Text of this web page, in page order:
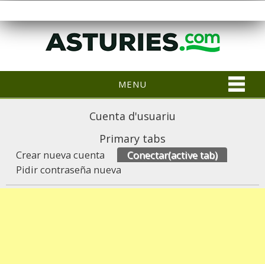
MENU
Cuenta d'usuariu
Primary tabs
Crear nueva cuenta Conectar(active tab)
Pidir contraseña nueva